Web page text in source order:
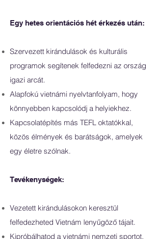
Egy hetes orientációs hét érkezés után:
Szervezett kirándulások és kulturális
programok segítenek felfedezni az ország
igazi arcát.
Alapfokú vietnámi nyelvtanfolyam, hogy
könnyebben kapcsolódj a helyiekhez.
Kapcsolatépítés más TEFL oktatókkal,
közös élmények és barátságok, amelyek
egy életre szólnak.
Tevékenységek:
Vezetett kirándulásokon keresztül
felfedezheted Vietnám lenyűgöző tájait.
Kipróbálhatod a vietnámi nemzeti sportot,